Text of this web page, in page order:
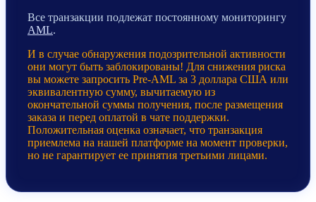
Все транзакции подлежат постоянному мониторингу
AML.
И в случае обнаружения подозрительной активности
они могут быть заблокированы! Для снижения риска
вы можете запросить Pre-AML за 3 доллара США или
эквивалентную сумму, вычитаемую из
окончательной суммы получения, после размещения
заказа и перед оплатой в чате поддержки.
Положительная оценка означает, что транзакция
приемлема на нашей платформе на момент проверки,
но не гарантирует ее принятия третьими лицами.